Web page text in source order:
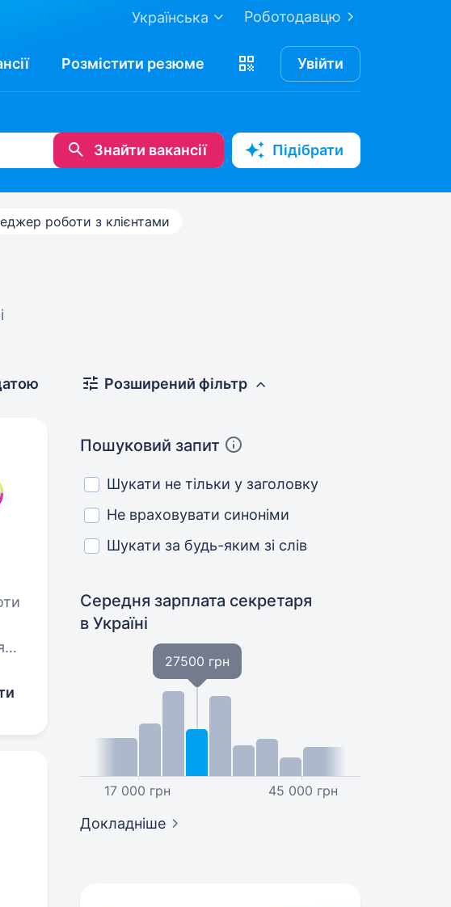
Роботодавцю
Українська
Розмістити резюме Увійти
Знайти вакансії Підібрати
роботи з клієнтами
Розширений фільтр
Пошуковий запит
Шукати не тільки у заголовку
Не враховувати синоніми
Шукати за будь-яким зі слів
Середня зарплата секретаря
в Україні
17 000 грн
27500 грн
45 000 грн
Докладніше